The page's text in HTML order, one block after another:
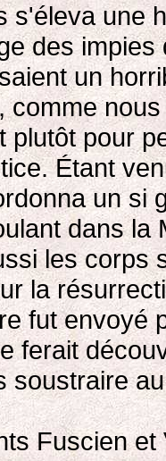
s'éleva une
des
un
comme
plutôt pour
Étant
un si
dans la
les corps
la
fut envoyé
ferait
soustraire
Fuscien